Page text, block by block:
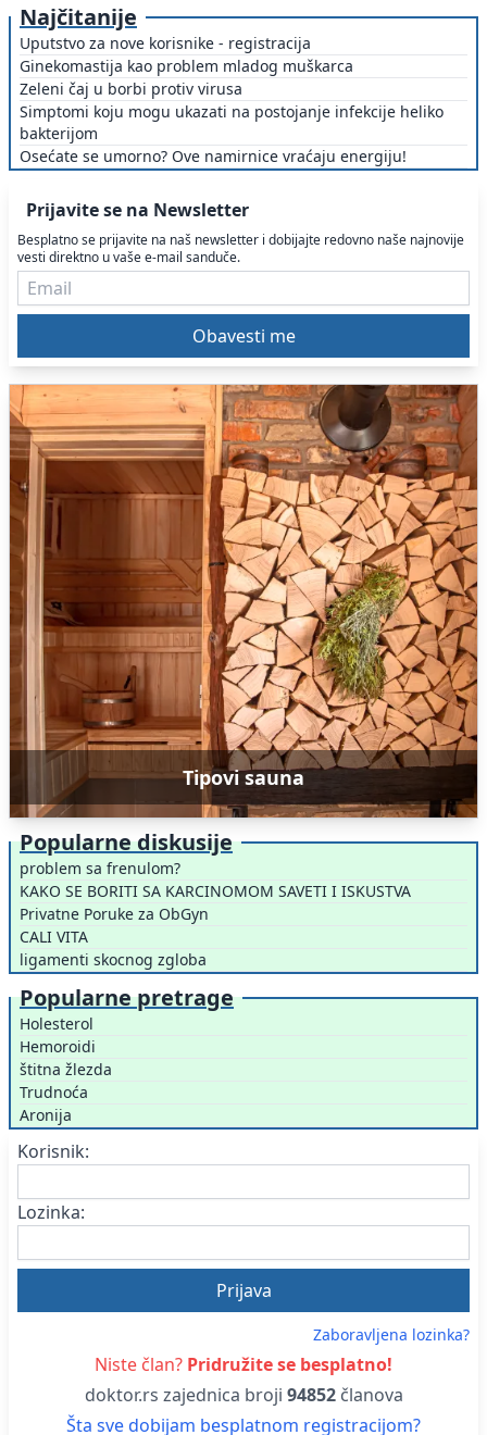
Najčitanije
Uputstvo za nove korisnike - registracija
Ginekomastija kao problem mladog muškarca
Zeleni čaj u borbi protiv virusa
Simptomi koju mogu ukazati na postojanje infekcije heliko
bakterijom
Osećate se umorno? Ove namirnice vraćaju energiju!
Prijavite se na Newsletter
Besplatno se prijavite na naš newsletter i dobijajte redovno naše najnovije
vesti direktno u vaše e-mail sanduče.
Tipovi sauna
Popularne diskusije
problem sa frenulom?
KAKO SE BORITI SA KARCINOMOM SAVETI I ISKUSTVA
Privatne Poruke za ObGyn
CALI VITA
ligamenti skocnog zgloba
Popularne pretrage
Holesterol
Hemoroidi
štitna žlezda
Trudnoća
Aronija
Korisnik:
Lozinka:
Zaboravljena lozinka?
Niste član? Pridružite se besplatno!
doktor.rs zajednica broji 94852članova
Šta sve dobijam besplatnom registracijom?